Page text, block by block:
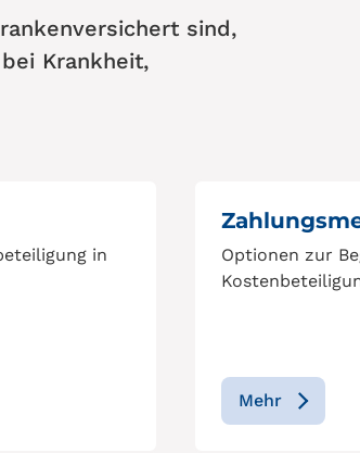
sind,
Krankheit,
in
Optionen zur
Mehr